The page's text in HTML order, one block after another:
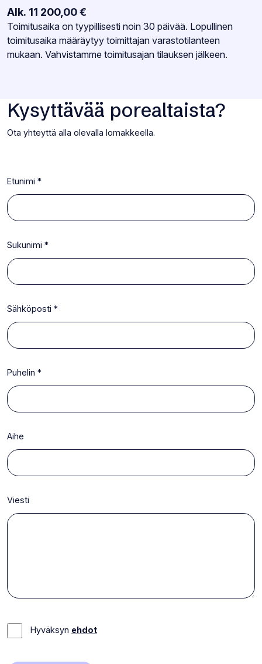
Alk. 11 200,00€
Varastotilanne:
Toimitusaika on tyypillisesti noin 30 päivää. Lopullinen
toimitusaika määräytyy toimittajan varastotilanteen
mukaan. Vahvistamme toimitusajan tilauksen jälkeen.
Kysyttävää porealtaista?
Ota yhteyttä alla olevalla lomakkeella.
Yhteystiedot
Etunimi *
Sukunimi *
Sähköposti *
Puhelin *
Aihe
Viesti
Hyväksyn ehdot